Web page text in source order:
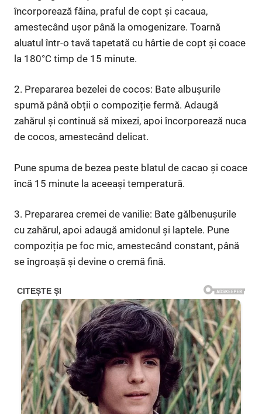
încorporează făina, praful de copt și cacaua,
amestecând ușor până la omogenizare. Toarnă
aluatul într-o tavă tapetată cu hârtie de copt și coace
la 180°C timp de 15 minute.
2. Prepararea bezelei de cocos: Bate albușurile
spumă până obții o compoziție fermă. Adaugă
zahărul și continuă să mixezi, apoi încorporează nuca
de cocos, amestecând delicat.
Pune spuma de bezea peste blatul de cacao și coace
încă 15 minute la aceeași temperatură.
3. Prepararea cremei de vanilie: Bate gălbenușurile
cu zahărul, apoi adaugă amidonul și laptele. Pune
compoziția pe foc mic, amestecând constant, până
se îngroașă și devine o cremă fină.